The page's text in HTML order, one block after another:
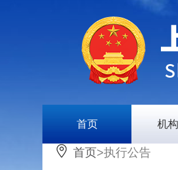
首页 机
首页>执行公告